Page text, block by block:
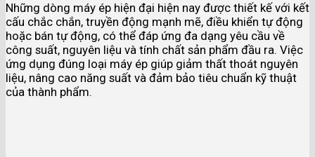
Những dòng máy ép hiện đại hiện nay được thiết kế với kết
cấu chắc chắn, truyền động mạnh mẽ, điều khiển tự động
hoặc bán tự động, có thể đáp ứng đa dạng yêu cầu về
công suất, nguyên liệu và tính chất sản phẩm đầu ra. Việc
ứng dụng đúng loại máy ép giúp giảm thất thoát nguyên
liệu, nâng cao năng suất và đảm bảo tiêu chuẩn kỹ thuật
của thành phẩm.